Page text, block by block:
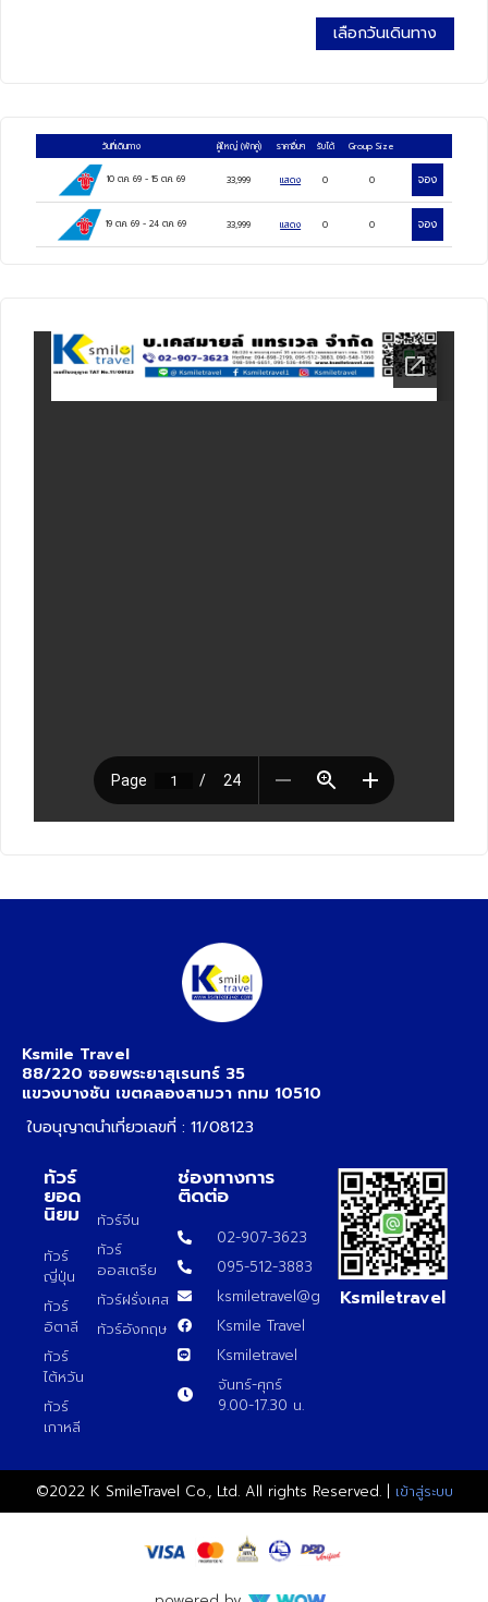
เมืองเว่ยไห, เรือบลูเวย์, คาเฟ่อาทิตย์อัสดง,
KOREAN TOWN, กรอบรูปยักษ์วิวทะเล, ถนน
ประติมากรรมวาฬเกยตื้น, ท่าเรือประมงไห่ชาง,
ล่องเรือ JI LONG DAO A, เมืองต้าเหลียน, จัตุ
รัสซิงไห่, ย่านตงกวน, ถนนสไตล์ญี่ปุ่น, เมือง
Seafood & Food
เลือกวันเดินทาง
วันที่เดินทาง ผู้ใหญ่ (พักคู่) ราคาอื่นๆ รับได้ Group Size
10 ต.ค. 69 -15 ต.ค. 69 33,999 แสดง 0 0 จอง
19 ต.ค. 69 -24 ต.ค. 69 33,999 แสดง 0 0 จอง
Ksmile Travel
88/220 ซอยพระยาสุเรนทร์ 35
แขวงบางชัน เขตคลองสามวา กทม 10510
ใบอนุญาตนำเที่ยวเลขที่ : 11/08123
ทัวร์
ยอด
นิยม
ทัวร์
ญี่ปุ่น
ทัวร์
อิตาลี
ทัวร์
ไต้หวัน
ทัวร์
เกาหลี
ทัวร์จีน
ทัวร์
ออสเตรีย
ทัวร์ฝรั่งเศส
ทัวร์อังกฤษ
ช่องทางการ
ติดต่อ
02-907-3623
095-512-3883
ksmiletravel@gmail.com
Ksmile Travel
Ksmiletravel
จันทร์-ศุกร์
9.00-17.30 น.
Ksmiletravel
©2022 K SmileTravel Co., Ltd. All rights Reserved. | เข้าสู่ระบบ